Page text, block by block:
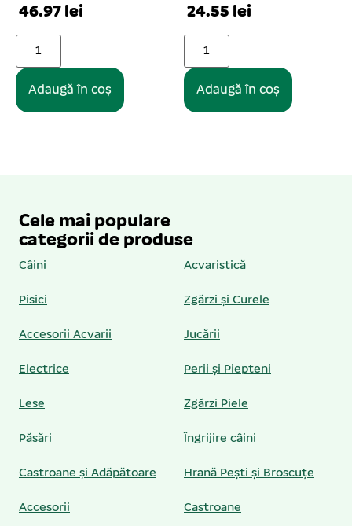
46.97 lei
Adaugă în coș
24.55 lei
Adaugă în coș
Cele mai populare
categorii de produse
Câini Acvaristică
Pisici Zgărzi și Curele
Accesorii Acvarii Jucării
Electrice Perii și Piepteni
Lese Zgărzi Piele
Păsări Îngrijire câini
Castroane și Adăpătoare Hrană Pești și Broscuțe
Accesorii Castroane